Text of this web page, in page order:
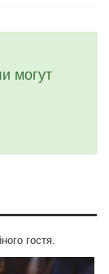
могут
гостя.